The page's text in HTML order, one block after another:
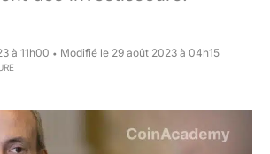
à 11h00 • Modifié le 29 août 2023 à 04h15